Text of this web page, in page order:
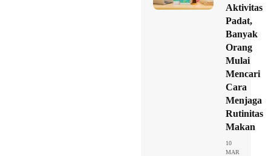
Aktivitas
Padat,
Banyak
Orang
Mulai
Mencari
Cara
Menjaga
Rutinitas
Makan
10
MAR